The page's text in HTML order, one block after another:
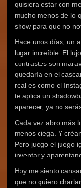
quisiera estar con
mucho menos de lo
show para que no
Hace unos días, un
lugar increíble. El
contrastes son
quedaría en el
real es como el
te aplica un
aparecer, ya no
Cada vez abro más
menos ciega. Y
Pero juego el juego
inventar y
Hoy me siento
que no quiero